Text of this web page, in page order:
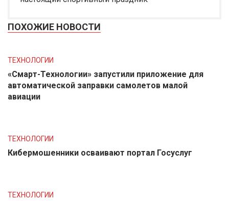
ПОХОЖИЕ НОВОСТИ
ТЕХНОЛОГИИ
«Смарт-Технологии» запустили приложение для
автоматической заправки самолетов малой
авиации
ТЕХНОЛОГИИ
Кибермошенники осваивают портал Госуслуг
ТЕХНОЛОГИИ